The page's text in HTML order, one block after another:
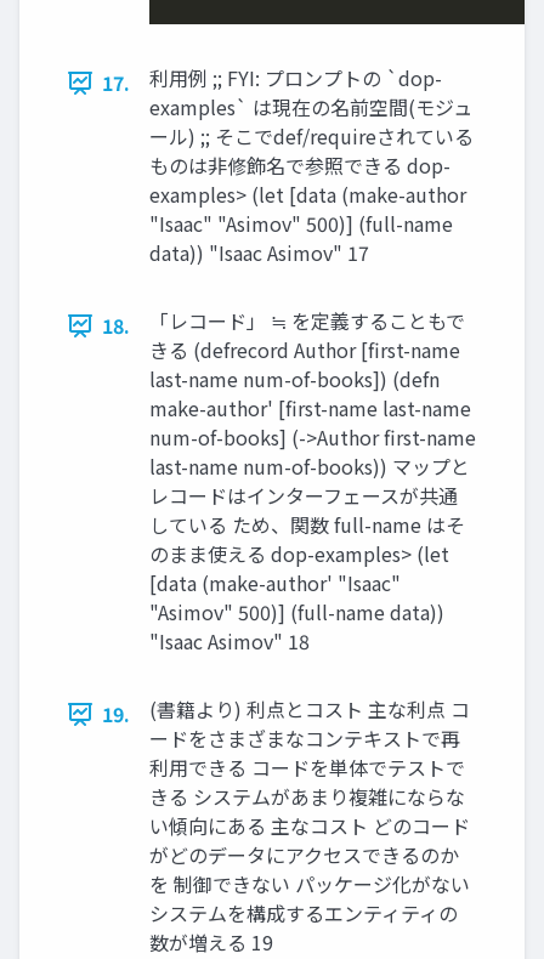
17.
利⽤例 ;; FYI: プロンプトの `dop-
examples` は現在の名前空間(モジュ
ール) ;; そこでdef/requireされている
ものは⾮修飾名で参照できる dop-
examples> (let [data (make-author
"Isaac" "Asimov" 500)] (full-name
data)) "Isaac Asimov" 17
18.
「レコード」 ≒ を定義することもで
きる (defrecord Author [first-name
last-name num-of-books]) (defn
make-author' [first-name last-name
num-of-books] (->Author first-name
last-name num-of-books)) マップと
レコードはインターフェースが共通
している ため、関数 full-name はそ
のまま使える dop-examples> (let
[data (make-author' "Isaac"
"Asimov" 500)] (full-name data))
"Isaac Asimov" 18
19.
(書籍より) 利点とコスト 主な利点 コ
ードをさまざまなコンテキストで再
利⽤できる コードを単体でテストで
きる システムがあまり複雑にならな
い傾向にある 主なコスト どのコード
がどのデータにアクセスできるのか
を 制御できない パッケージ化がない
システムを構成するエンティティの
数が増える 19